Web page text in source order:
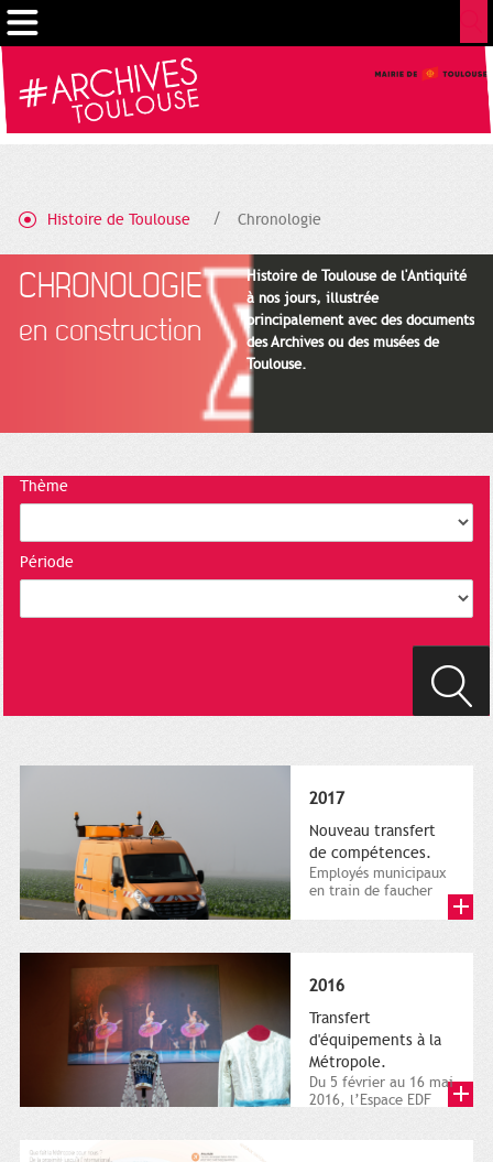
Histoire de Toulouse Chronologie
CHRONOLOGIE
en construction
Histoire de Toulouse de l'Antiquité
à nos jours, illustrée
principalement avec des documents
des Archives ou des musées de
Toulouse.
Thème
Période
2017
Nouveau transfert
de compétences.
Employés municipaux
en train de faucher
2016
Transfert
d'équipements à la
Métropole.
Du 5 février au 16 mai
2016, l’Espace EDF
Gestion de vos préférences sur les cookies